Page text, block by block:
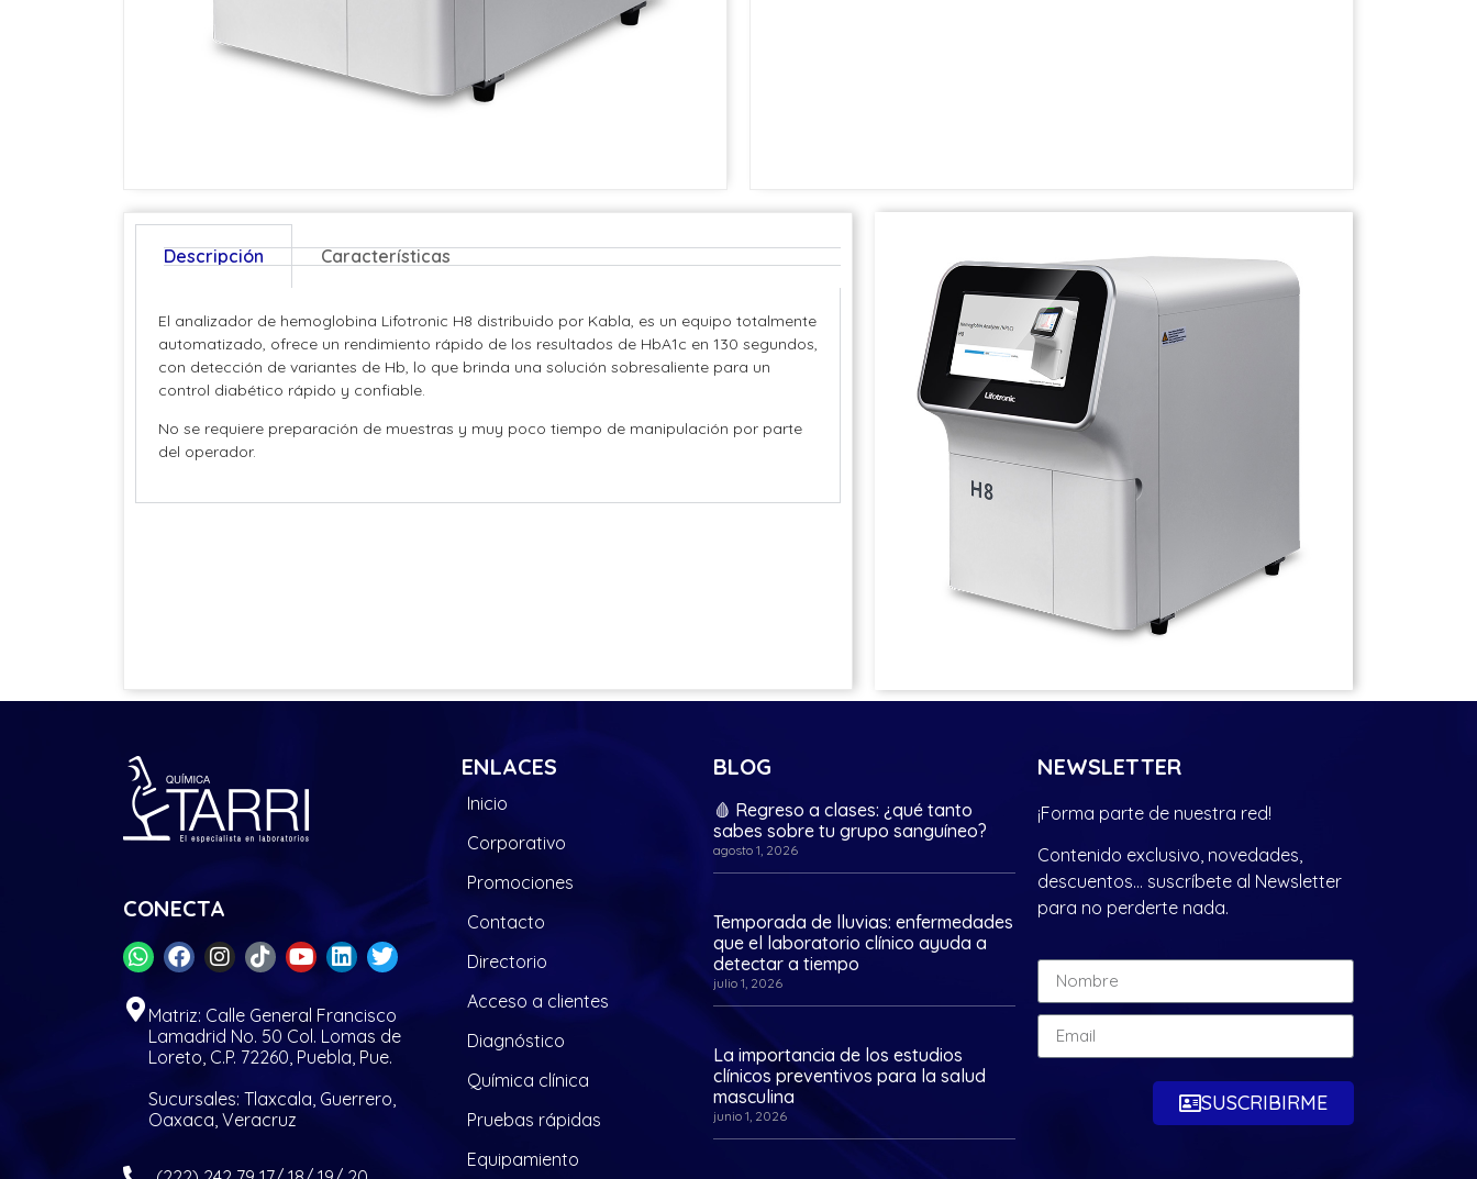
Descripción Características
El analizador de hemoglobina Lifotronic H8 distribuido por Kabla, es un equipo totalmente
automatizado, ofrece un rendimiento rápido de los resultados de HbA1c en 130 segundos,
con detección de variantes de Hb, lo que brinda una solución sobresaliente para un
control diabético rápido y confiable.
No se requiere preparación de muestras y muy poco tiempo de manipulación por parte
del operador.
CONECTA
Matriz: Calle General Francisco
Lamadrid No. 50 Col. Lomas de
Loreto, C.P. 72260, Puebla, Pue.
Sucursales: Tlaxcala, Guerrero,
Oaxaca, Veracruz
ENLACES
Inicio
Corporativo
Promociones
Contacto
Directorio
Acceso a clientes
Diagnóstico
Química clínica
Pruebas rápidas
Equipamiento
BLOG
🩸 Regreso a clases: ¿qué tanto
sabes sobre tu grupo sanguíneo?
agosto 1, 2026
Temporada de lluvias: enfermedades
que el laboratorio clínico ayuda a
detectar a tiempo
julio 1, 2026
La importancia de los estudios
clínicos preventivos para la salud
masculina
junio 1, 2026
NEWSLETTER
¡Forma parte de nuestra red!
Contenido exclusivo, novedades,
descuentos… suscríbete al Newsletter
para no perderte nada.
SUSCRIBIRME